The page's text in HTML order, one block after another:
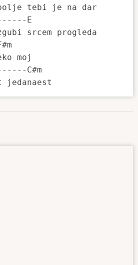
tebi je na dar
E
srcem progleda
moj
C#m